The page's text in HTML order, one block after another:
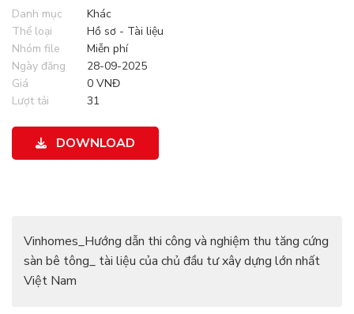
Danh mục
Khác
Thể loại
Hồ sơ - Tài liệu
Nhóm file
Miễn phí
Ngày đăng
28-09-2025
Giá
0 VNĐ
Lượt tải
31
DOWNLOAD
Vinhomes_Hướng dẫn thi công và nghiệm thu tăng cứng
sàn bê tông_ tài liệu của chủ đầu tư xây dựng lớn nhất
Việt Nam